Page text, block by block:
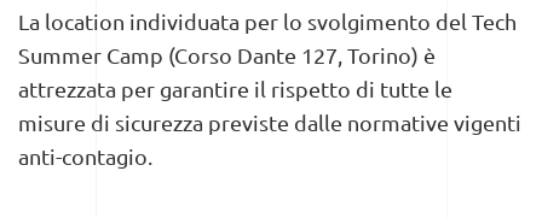
La location individuata per lo svolgimento del Tech
Summer Camp (Corso Dante 127, Torino) è
attrezzata per garantire il rispetto di tutte le
misure di sicurezza previste dalle normative vigenti
anti-contagio.